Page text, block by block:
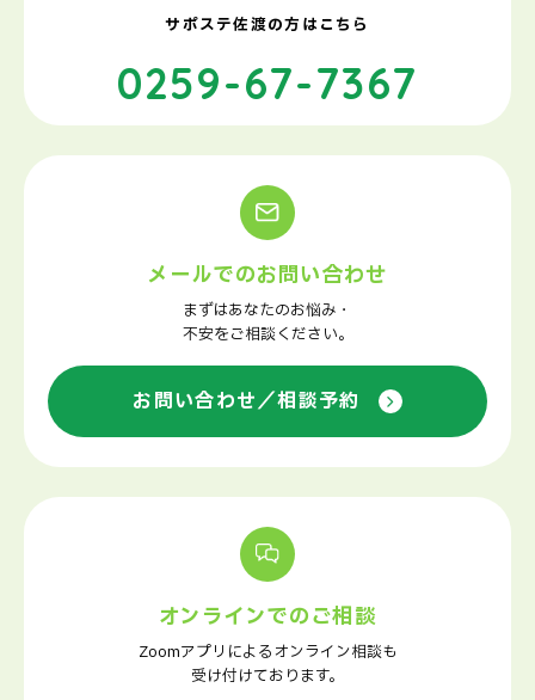
サポステ佐渡の方はこちら
0259-67-7367
メールでのお問い合わせ
まずはあなたのお悩み・
不安をご相談ください。
お問い合わせ／相談予約
オンラインでのご相談
Zoomアプリによるオンライン相談も
受け付けております。